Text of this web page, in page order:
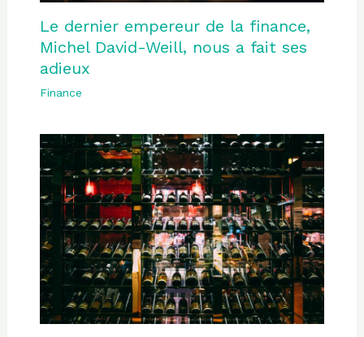
Le dernier empereur de la finance,
Michel David-Weill, nous a fait ses
adieux
Finance